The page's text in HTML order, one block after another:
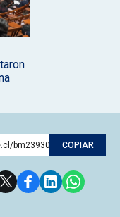
bm239302 COPIAR